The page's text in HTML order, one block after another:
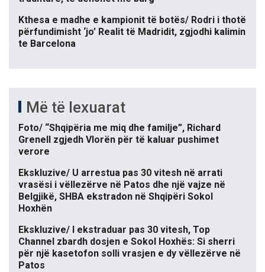
Kthesa e madhe e kampionit të botës/ Rodri i thotë
përfundimisht ‘jo’ Realit të Madridit, zgjodhi kalimin
te Barcelona
Më të lexuarat
Foto/ “Shqipëria me miq dhe familje”, Richard
Grenell zgjedh Vlorën për të kaluar pushimet
verore
Ekskluzive/ U arrestua pas 30 vitesh në arrati
vrasësi i vëllezërve në Patos dhe një vajze në
Belgjikë, SHBA ekstradon në Shqipëri Sokol
Hoxhën
Ekskluzive/ I ekstraduar pas 30 vitesh, Top
Channel zbardh dosjen e Sokol Hoxhës: Si sherri
për një kasetofon solli vrasjen e dy vëllezërve në
Patos